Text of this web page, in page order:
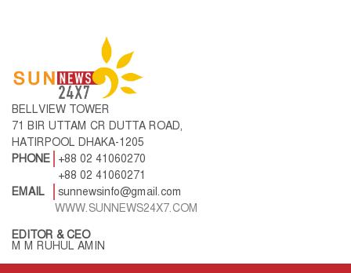
BELLVIEW TOWER
71 BIR UTTAM CR DUTTA ROAD,
HATIRPOOL DHAKA-1205
PHONE
+88 02 41060270
+88 02 41060271
EMAIL
sunnewsinfo@gmail.com
WWW.SUNNEWS24X7.COM
EDITOR & CEO
M M RUHUL AMIN